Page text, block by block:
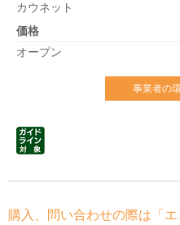
カウネット
価格
オープン
事業者の
購入、問い合わせの際は「